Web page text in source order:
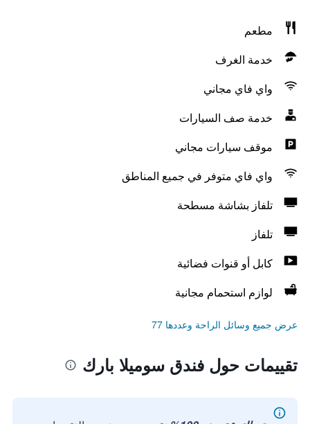
مطعم
خدمة الغرف
واي فاي مجاني
خدمة صف السيارات
موقف سيارات مجاني
واي فاي متوفر في جميع المناطق
تلفاز بشاشة مسطحة
تلفاز
كابل أو قنوات فضائية
لوازم استحمام مجانية
عرض جميع وسائل الراحة وعددها 77
تقييمات حول فندق سوميلا بارك